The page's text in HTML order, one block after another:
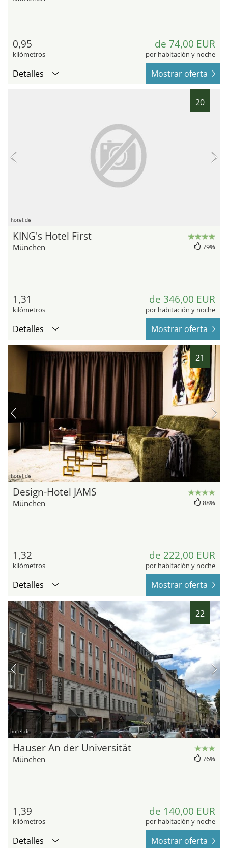
0,95
kilómetros
de 74,00 EUR
por habitación y noche
Detalles Mostrar oferta
20
hotel.de
KING's Hotel First
München 79%
1,31
kilómetros
de 346,00 EUR
por habitación y noche
Detalles Mostrar oferta
21
hotel.de
Design-Hotel JAMS
München 88%
1,32
kilómetros
de 222,00 EUR
por habitación y noche
Detalles Mostrar oferta
22
hotel.de
Hauser An der Universität
München 76%
1,39
kilómetros
de 140,00 EUR
por habitación y noche
Detalles Mostrar oferta